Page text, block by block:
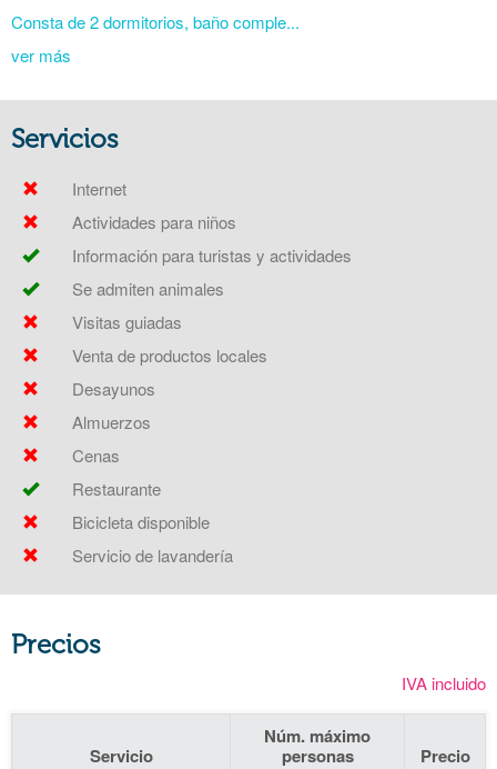
Consta de 2 dormitorios, baño comple...
ver más
Servicios
Internet
Actividades para niños
Información para turistas y actividades
Se admiten animales
Visitas guiadas
Venta de productos locales
Desayunos
Almuerzos
Cenas
Restaurante
Bicicleta disponible
Servicio de lavandería
Precios
IVA incluido
Servicio
Núm. máximo
personas
Precio